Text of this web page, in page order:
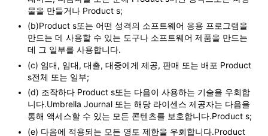
물을 만들거나 Product s;
(b)Product s또는 어떤 성격의 소프트웨어 응용 프로그램을
만드는 데 사용할 수 있는 도구나 소프트웨어 제품을 만드는
데 그 일부를 사용합니다.
(c) 임대, 임대, 대출, 대중에게 제공, 판매 또는 배포 Product
s전체 또는 일부;
(d) 조작하다 Product s또는 다음이 사용하는 기술을 우회합
니다.Umbrella Journal 또는 해당 라이센스 제공자는 다음을
통해 액세스할 수 있는 모든 콘텐츠를 보호합니다.Product s;
(e) 다음에 적용되는 모든 영토 제한을 우회합니다.Product